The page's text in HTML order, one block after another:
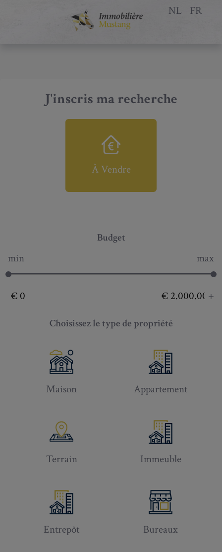
NL FR
J'inscris ma recherche
À Vendre
Budget
min max
+
Choisissez le type de propriété
Maison Appartement
Terrain Immeuble
Entrepôt Bureaux